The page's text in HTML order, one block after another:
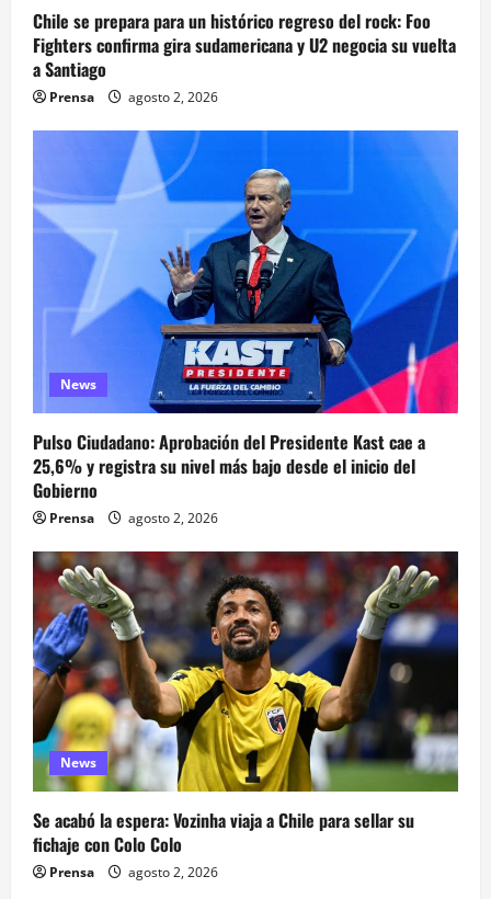
Chile se prepara para un histórico regreso del rock: Foo
Fighters confirma gira sudamericana y U2 negocia su vuelta
a Santiago
Prensa agosto 2, 2026
News
Pulso Ciudadano: Aprobación del Presidente Kast cae a
25,6% y registra su nivel más bajo desde el inicio del
Gobierno
Prensa agosto 2, 2026
News
Se acabó la espera: Vozinha viaja a Chile para sellar su
fichaje con Colo Colo
Prensa agosto 2, 2026